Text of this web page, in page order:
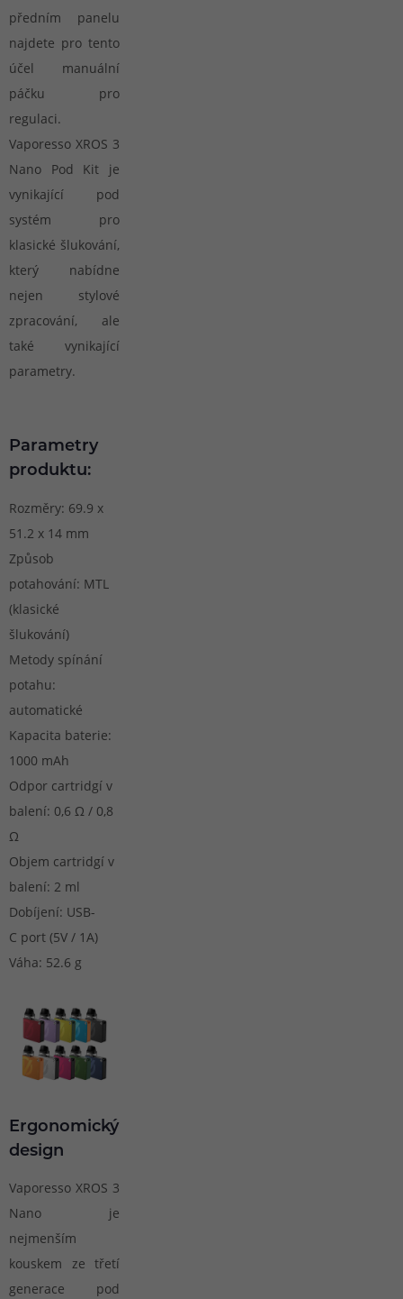
předním panelu
najdete pro tento
účel manuální
páčku pro
regulaci.
Vaporesso XROS 3
Nano Pod Kit je
vynikající pod
systém pro
klasické šlukování,
který nabídne
nejen stylové
zpracování, ale
také vynikající
parametry.
Parametry
produktu:
Rozměry: 69.9 x
51.2 x 14 mm
Způsob
potahování: MTL
(klasické
šlukování)
Metody spínání
potahu:
automatické
Kapacita baterie:
1000 mAh
Odpor cartridgí v
balení: 0,6 Ω / 0,8
Ω
Objem cartridgí v
balení: 2 ml
Dobíjení: USB-
C port (5V / 1A)
Váha: 52.6 g
Ergonomický
design
Vaporesso XROS 3
Nano je
nejmenším
kouskem ze třetí
generace pod